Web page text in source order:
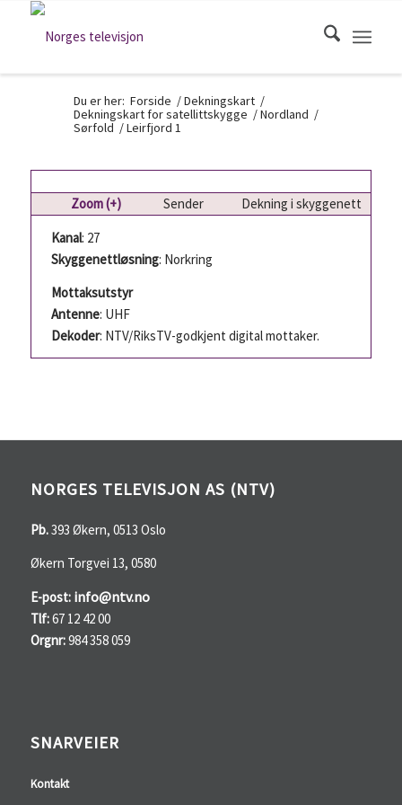
Du er her: Forside /Dekningskart /
Dekningskart for satellittskygge /Nordland /
Sørfold /Leirfjord 1
Zoom (+) Sender
Dekning i skyggenett
Kanal: 27
Skyggenettløsning: Norkring
Mottaksutstyr
Antenne: UHF
Dekoder: NTV/RiksTV-godkjent digital mottaker.
NORGES TELEVISJON AS (NTV)
Pb.393 Økern, 0513 Oslo
Økern Torgvei 13, 0580
E-post: info@ntv.no
Tlf:67 12 42 00
Orgnr:984 358 059
SNARVEIER
Kontakt